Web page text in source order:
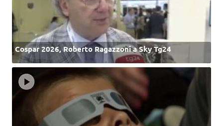
Cospar 2026, Roberto Ragazzoni a Sky Tg24